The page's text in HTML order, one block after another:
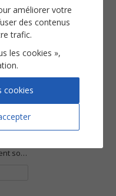
Voir
Piano et instrument soliste
améliorer votre
des contenus
trafic.
les cookies »,
cookies